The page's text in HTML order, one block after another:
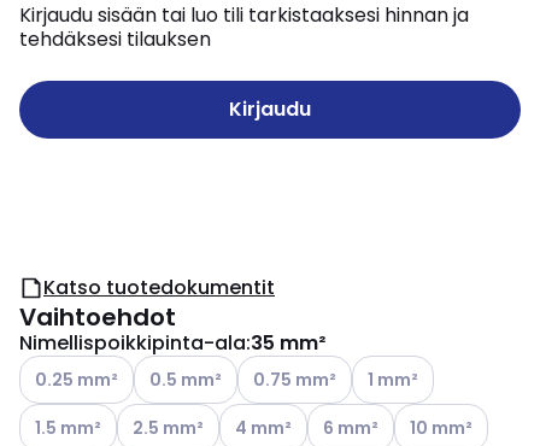
Kirjaudu sisään tai luo tili tarkistaaksesi hinnan ja
tehdäksesi tilauksen
Kirjaudu
Katso tuotedokumentit
Vaihtoehdot
Nimellispoikkipinta-ala:35 mm²
Katso käytettävissä olevat vaihtoehdot
0.25 mm² Katso käytettävissä olevat vaihtoehdot
0.5 mm² Katso käytettävissä olevat
0.75 mm² Katso käytettävissä
1 mm²
Katso käytettävissä olevat vaihtoehdot
1.5 mm² Katso käytettävissä olevat vaihtoehdot
2.5 mm² Katso käytettävissä olevat
4 mm² Katso käytettävissä olevat
6 mm² Katso
10 mm²